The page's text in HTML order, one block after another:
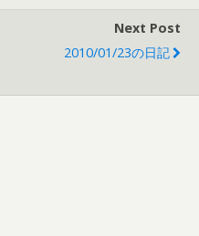
Next Post
2010/01/23の日記